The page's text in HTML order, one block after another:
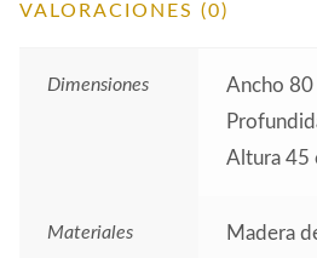
VALORACIONES (0)
Dimensiones
Ancho 80
Altura 45
Materiales
Madera